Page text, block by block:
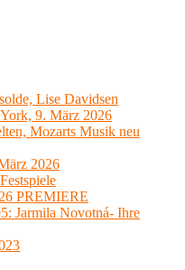
Lise Davidsen
9. März 2026
Mozarts Musik neu
2026
PREMIERE
Jarmila Novotná- Ihre